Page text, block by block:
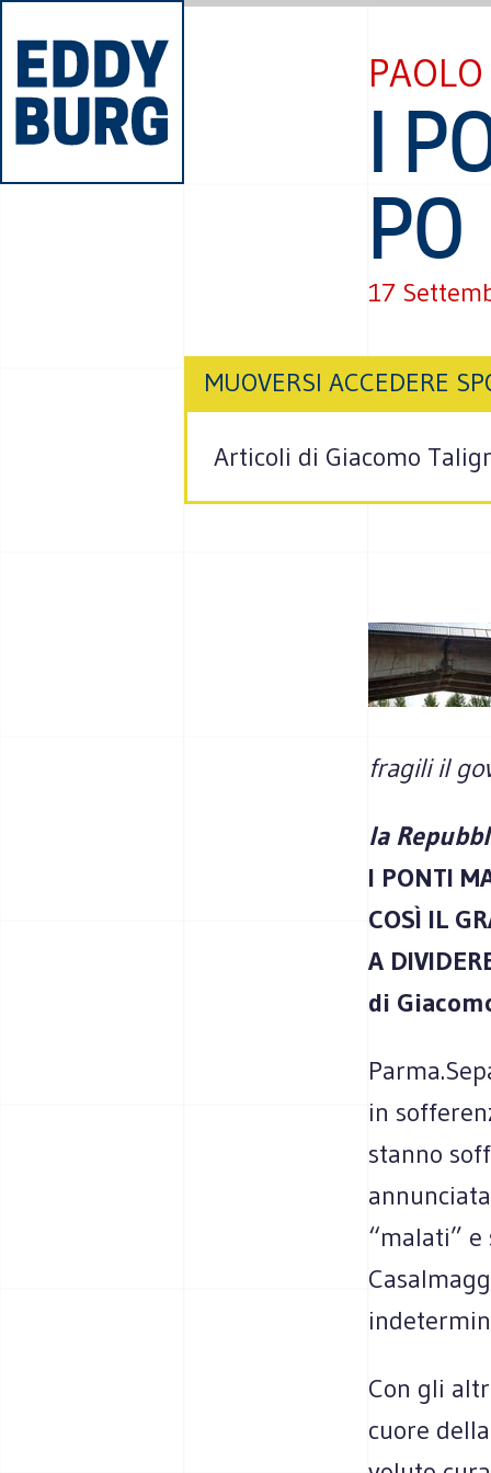
I
PO
17
MUOVERSI ACCEDERE
Articoli di Giacomo
fragili il
la
I PONTI
COSÌ IL
A
di
in
stanno
“malati” e
Con gli
cuore